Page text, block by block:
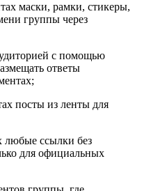
маски, рамки, стикеры,
группы через
с помощью
ответы
посты из ленты для
ссылки без
для официальных